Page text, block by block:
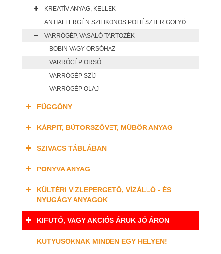
KREATÍV ANYAG, KELLÉK
ANTIALLERGÉN SZILIKONOS POLIÉSZTER GOLYÓ
VARRÓGÉP, VASALÓ TARTOZÉK
BOBIN VAGY ORSÓHÁZ
VARRÓGÉP ORSÓ
VARRÓGÉP SZÍJ
VARRÓGÉP OLAJ
FÜGGÖNY
KÁRPIT, BÚTORSZÖVET, MŰBŐR ANYAG
SZIVACS TÁBLÁBAN
PONYVA ANYAG
KÜLTÉRI VÍZLEPERGETŐ, VÍZÁLLÓ - ÉS
NYUGÁGY ANYAGOK
KIFUTÓ, VAGY AKCIÓS ÁRUK JÓ ÁRON
KUTYUSOKNAK MINDEN EGY HELYEN!